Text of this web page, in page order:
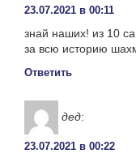
23.07.2021 в 00:11
знай наших! из 10
за всю историю
Ответить
дед:
23.07.2021 в 00:22